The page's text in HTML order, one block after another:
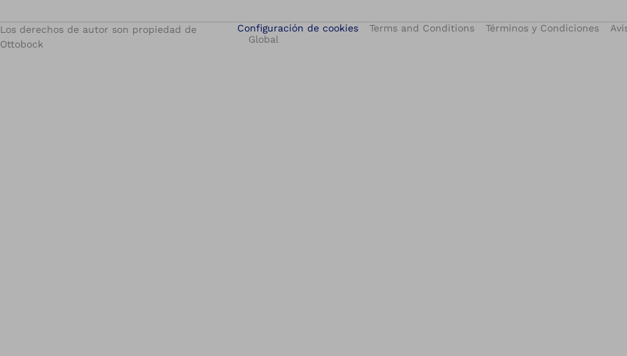
Los derechos de autor son propiedad de
Ottobock
Configuración de cookies Terms and Conditions Términos y Condiciones
Global